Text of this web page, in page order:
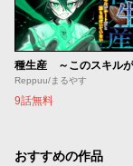
Reppuu/まるやす
9話無料
おすすめの作品